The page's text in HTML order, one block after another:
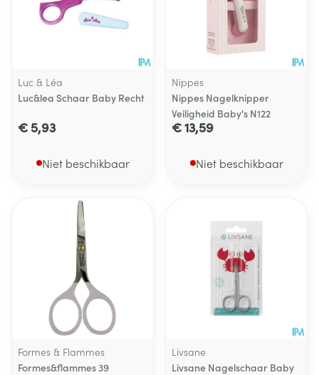
Luc & Léa
Luc&lea Schaar Baby Recht
€ 5,93
Niet beschikbaar
Nippes
Nippes Nagelknipper
Veiligheid Baby's N122
€ 13,59
Niet beschikbaar
Formes & Flammes
Formes&flammes 39
Livsane
Livsane Nagelschaar Baby